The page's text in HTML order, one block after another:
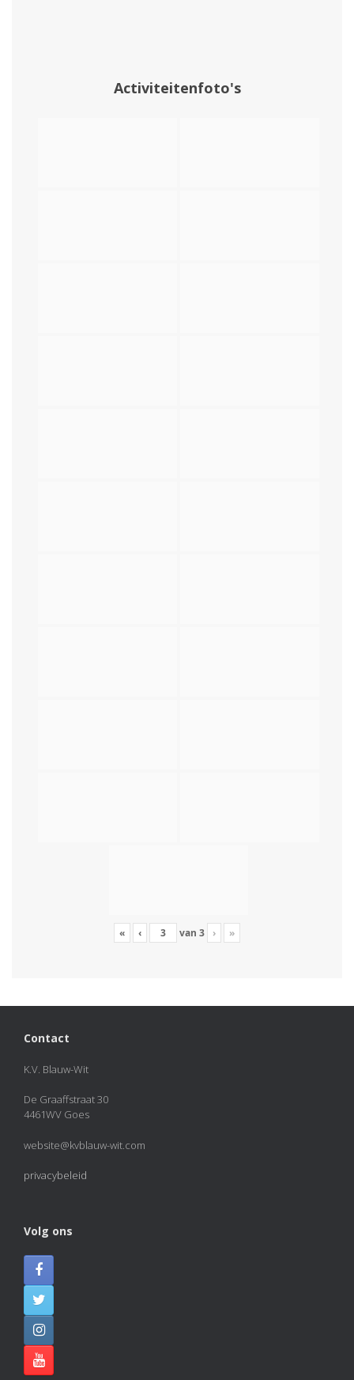
Activiteitenfoto's
« ‹ van 3 › »
Contact
K.V. Blauw-Wit
De Graaffstraat 30
4461WV Goes
website@kvblauw-wit.com
privacybeleid
Volg ons